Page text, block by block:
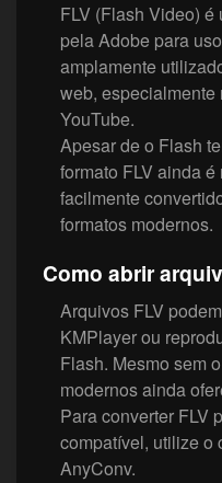
FLV (Flash Video)
pela Adobe para
amplamente
web, especialmente
YouTube.
Apesar de o Flash
formato FLV ainda
facilmente
formatos modernos.
Como abrir
Arquivos FLV
KMPlayer ou
Flash. Mesmo sem
modernos ainda
Para converter FLV
compatível, utilize o
AnyConv.